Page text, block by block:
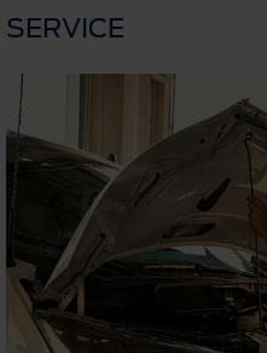
SERVICE